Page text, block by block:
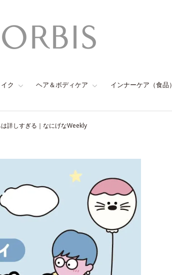
ク ヘア＆ボディケア インナーケア（食品）
詳しすぎる｜なにげなWeekly